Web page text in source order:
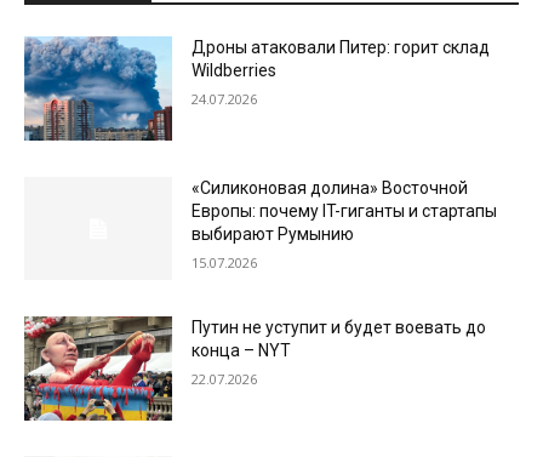
Дроны атаковали Питер: горит склад
Wildberries
24.07.2026
«Силиконовая долина» Восточной
Европы: почему IT-гиганты и стартапы
выбирают Румынию
15.07.2026
Путин не уступит и будет воевать до
конца – NYT
22.07.2026